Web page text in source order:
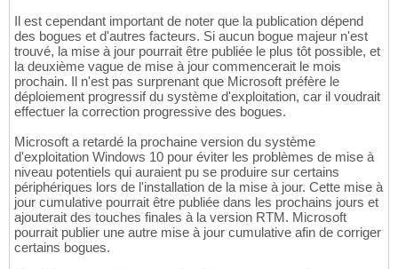
Il est cependant important de noter que la publication dépend
des bogues et d'autres facteurs. Si aucun bogue majeur n'est
trouvé, la mise à jour pourrait être publiée le plus tôt possible, et
la deuxième vague de mise à jour commencerait le mois
prochain. Il n'est pas surprenant que Microsoft préfère le
déploiement progressif du système d'exploitation, car il voudrait
effectuer la correction progressive des bogues.
Microsoft a retardé la prochaine version du système
d'exploitation Windows 10 pour éviter les problèmes de mise à
niveau potentiels qui auraient pu se produire sur certains
périphériques lors de l'installation de la mise à jour. Cette mise à
jour cumulative pourrait être publiée dans les prochains jours et
ajouterait des touches finales à la version RTM. Microsoft
pourrait publier une autre mise à jour cumulative afin de corriger
certains bogues.